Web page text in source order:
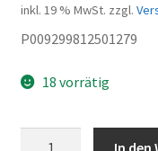
inkl. 19 % MwSt. zzgl.
P009299812501279
18 vorrätig